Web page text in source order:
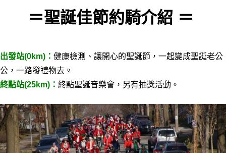
＝聖誕佳節約騎介紹 ＝
出發站(0km)： 健康檢測、 讓開心的聖誕節 ， 一起變成聖誕老公
公 ， 一路發禮物去 。
終點站(25km)： 終點聖誕音樂會，另有抽獎活動。